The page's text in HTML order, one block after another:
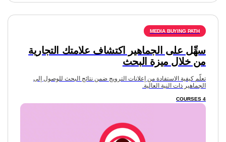
سهِّل على الجماهير اكتشاف علامتك التجارية
من خلال ميزة البحث
تعلّم كيفية الاستفادة من إعلانات الترويج ضمن نتائج البحث للوصول إلى
الجماهير ذات النية العالية.